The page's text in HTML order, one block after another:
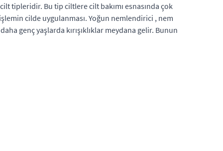
tipleridir. Bu tip ciltlere cilt bakımı esnasında çok
cilde uygulanması. Yoğun nemlendirici , nem
genç yaşlarda kırışıklıklar meydana gelir. Bunun